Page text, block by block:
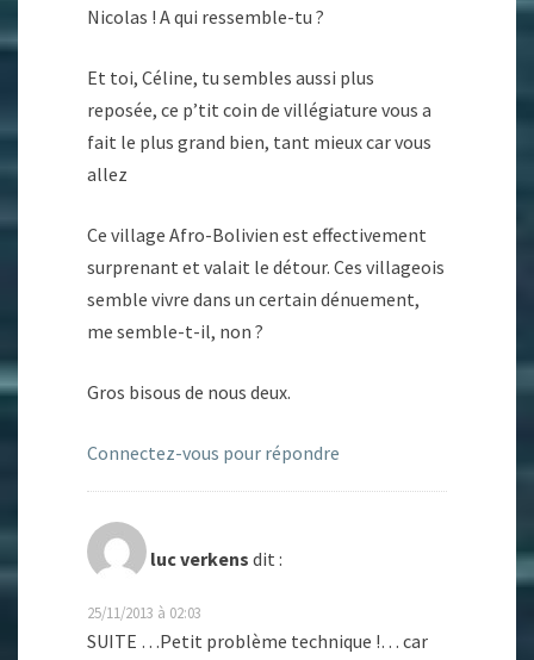
Nicolas ! A qui ressemble-tu ?
Et toi, Céline, tu sembles aussi plus
reposée, ce p’tit coin de villégiature vous a
fait le plus grand bien, tant mieux car vous
allez
Ce village Afro-Bolivien est effectivement
surprenant et valait le détour. Ces villageois
semble vivre dans un certain dénuement,
me semble-t-il, non ?
Gros bisous de nous deux.
Connectez-vous pour répondre
luc verkens dit :
25/11/2013 à 02:03
SUITE …Petit problème technique !… car